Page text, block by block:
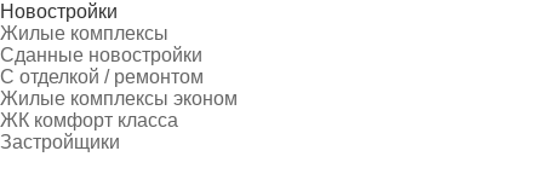
Новостройки
Жилые комплексы
Сданные новостройки
С отделкой / ремонтом
Жилые комплексы эконом
ЖК комфорт класса
Застройщики